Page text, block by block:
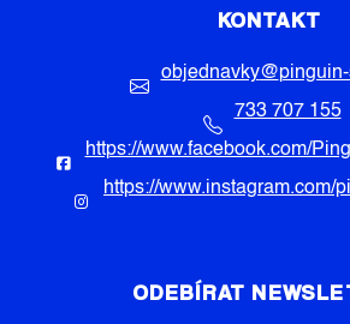
KONTAKT
objednavky@
733 707 155
https://www.facebook.com/
https://www.instagram.com/
ODEBÍRAT